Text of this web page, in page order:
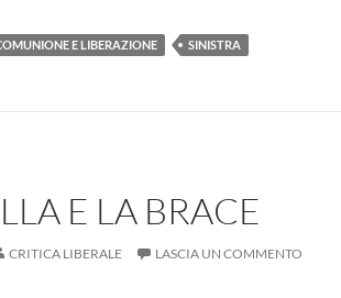
E LIBERAZIONE SINISTRA
E LA BRACE
CRITICA LIBERALE LASCIA UN COMMENTO